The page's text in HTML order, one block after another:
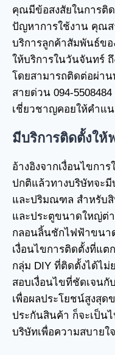
คุณมีข้อสงสัยในการติ
ปัญหาการใช้งาน คุณส
บริการลูกค้าสัมพันธ์ขอ
ให้บริการในวันจันทร์ ถึ
โดยสามารถติดต่อผ่าน
สายด่วน 094-
เชี่ยวชาญคอยให้คำแ
มีบริการติดตั้งให้
อ้างอิงจากเงื่อนไขกา
ปกติแล้วทางบริษัทจะมี
และปริมณฑล สำหรับ
และประตูขนาดใหญ่ต่
กลอนลิ้นชักไฟฟ้าขนาด
เงื่อนไขการติดตั้งที่แต
กลุ่ม DIY ที่ติดตั้งได้ไ
สอบเงื่อนไขที่ชัดเจน
เพื่อผลประโยชน์สูงสุด
ประกันสินค้า ก็จะเป็น
บริษัทเพื่อความสบายใ